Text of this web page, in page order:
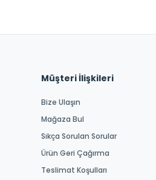
Müşteri İlişkileri
Bize Ulaşın
Mağaza Bul
Sıkça Sorulan Sorular
Ürün Geri Çağırma
Teslimat Koşulları